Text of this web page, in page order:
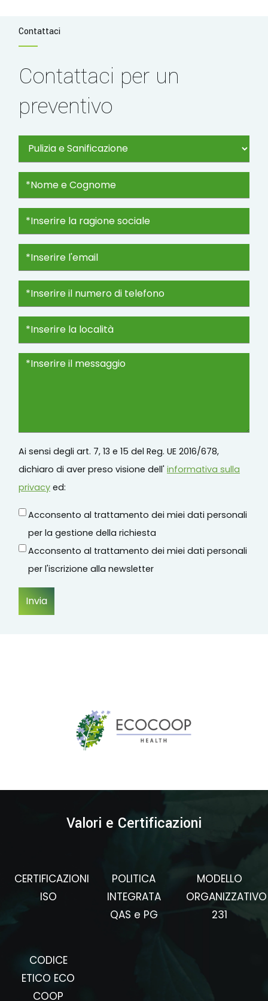
Contattaci
Contattaci per un
preventivo
Ai sensi degli art. 7, 13 e 15 del Reg. UE 2016/678,
dichiaro di aver preso visione dell' informativa sulla
privacy ed:
Acconsento al trattamento dei miei dati personali
per la gestione della richiesta
Acconsento al trattamento dei miei dati personali
per l'iscrizione alla newsletter
Invia
Valori e Certificazioni
CERTIFICAZIONI
ISO
POLITICA
INTEGRATA
QAS e PG
MODELLO
ORGANIZZATIVO
231
CODICE
ETICO ECO
COOP